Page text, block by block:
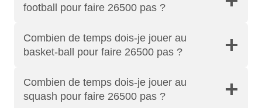
football pour faire 26500 pas ?
Combien de temps dois-je jouer au
basket-ball pour faire 26500 pas ?
Combien de temps dois-je jouer au
squash pour faire 26500 pas ?